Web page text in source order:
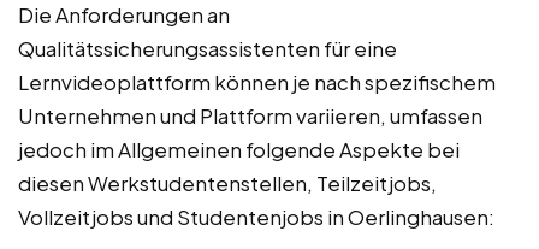
Die Anforderungen an
Qualitätssicherungsassistenten für eine
Lernvideoplattform können je nach spezifischem
Unternehmen und Plattform variieren, umfassen
jedoch im Allgemeinen folgende Aspekte bei
diesen Werkstudentenstellen, Teilzeitjobs,
Vollzeitjobs und Studentenjobs in Oerlinghausen: